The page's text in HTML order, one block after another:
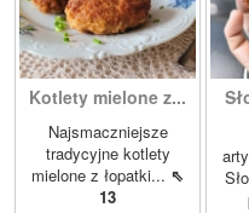
Kotlety mielone z...
Najsmaczniejsze
tradycyjne kotlety
mielone z łopatki... ⇖
13